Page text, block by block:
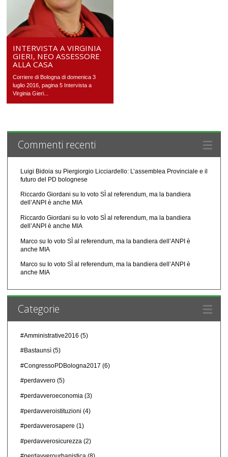
INTERVISTA A VIRGINIA
GIERI, NEO ASSESSORE
ALLA CASA
Corriere di Bologna di domenica 3
luglio 2016, pagina 5 Intervista a
Virginia Gieri...
Commenti recenti
Luigi Bidoia su Piergiorgio Licciardello: L’assemblea Provinciale e il
futuro del PD bolognese
Riccardo Giordani su Io voto SÌ al referendum, ma la bandiera
dell’ANPI è anche MIA
Riccardo Giordani su Io voto SÌ al referendum, ma la bandiera
dell’ANPI è anche MIA
Marcosu Io voto SÌ al referendum, ma la bandiera dell’ANPI è
anche MIA
Marcosu Io voto SÌ al referendum, ma la bandiera dell’ANPI è
anche MIA
Categorie
#Amministrative2016 (5)
#Bastaunsì(5)
#CongressoPDBologna2017 (6)
#perdavvero(5)
#perdavveroeconomia(3)
#perdavveroistituzioni (4)
#perdavverosapere (1)
#perdavverosicurezza (2)